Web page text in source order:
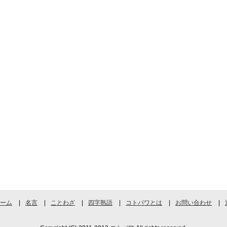
ム 名言 ことわざ 四字熟語 コトパワとは お問い合わせ